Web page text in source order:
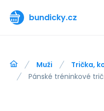
bundicky.cz
Muži
Trička,
Pánské tréninkové